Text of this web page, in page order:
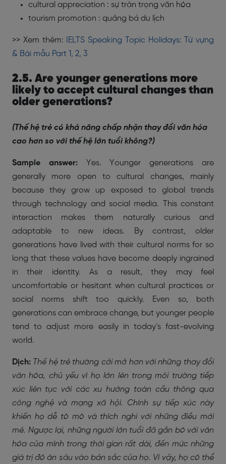
cultural appreciation : sự trân trọng văn hóa
tourism promotion : quảng bá du lịch
>> Xem thêm:
IELTS Speaking Topic Holidays: Từ vựng
& Bài mẫu Part 1, 2, 3
2.5. Are younger generations more
likely to accept cultural changes than
older generations?
(Thế hệ trẻ có khả năng chấp nhận thay đổi văn hóa
cao hơn so với thế hệ lớn tuổi không?)
Sample answer:Yes. Younger generations are
generally more open to cultural changes, mainly
because they grow up exposed to global trends
through technology and social media. This constant
interaction makes them naturally curious and
adaptable to new ideas. By contrast, older
generations have lived with their cultural norms for so
long that these values have become deeply ingrained
in their identity. As a result, they may feel
uncomfortable or hesitant when cultural practices or
social norms shift too quickly. Even so, both
generations can embrace change, but younger people
tend to adjust more easily in today’s fast-evolving
world.
Dịch: Thế hệ trẻ thường cởi mở hơn với những thay đổi
văn hóa, chủ yếu vì họ lớn lên trong môi trường tiếp
xúc liên tục với các xu hướng toàn cầu thông qua
công nghệ và mạng xã hội. Chính sự tiếp xúc này
khiến họ dễ tò mò và thích nghi với những điều mới
mẻ. Ngược lại, những người lớn tuổi đã gắn bó với văn
hóa của mình trong thời gian rất dài, đến mức những
giá trị đó ăn sâu vào bản sắc của họ. Vì vậy, họ có thể